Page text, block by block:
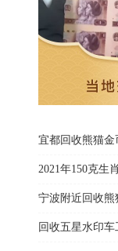
宜都回收熊猫
2021年150克生
现金收购
宁波附近回收熊
收，行业高价
回收五星水印